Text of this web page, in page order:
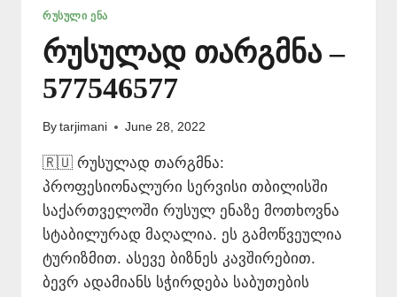
ᲠᲣᲡᲣᲚᲘ ᲔᲜᲐ
რუსულად თარგმნა –
577546577
By tarjimani June 28, 2022
🇷🇺 რუსულად თარგმნა:
პროფესიონალური სერვისი თბილისში
საქართველოში რუსულ ენაზე მოთხოვნა
სტაბილურად მაღალია. ეს გამოწვეულია
ტურიზმით. ასევე ბიზნეს კავშირებით.
ბევრ ადამიანს სჭირდება საბუთების